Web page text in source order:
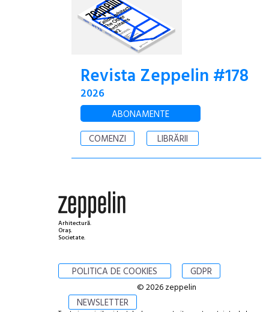
Revista Zeppelin #178
2026
ABONAMENTE
COMENZI
LIBRĂRII
Arhitectură.
Oraș.
Societate.
POLITICA DE COOKIES GDPR
NEWSLETTER
© 2026 zeppelin